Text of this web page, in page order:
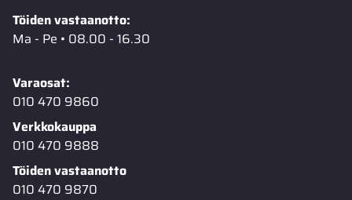
Töiden vastaanotto:
Ma - Pe • 08.00 - 16.30
Varaosat:
010 470 9860
Verkkokauppa
010 470 9888
Töiden vastaanotto
010 470 9870